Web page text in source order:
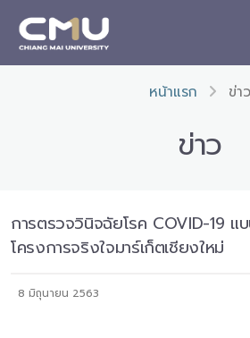
หน้าแรก ข่าว
ข่าว
การตรวจวินิจฉัยโรค COVID-19
โครงการจริงใจมาร์เก็ตเชียงใหม่
8 มิถุนายน 2563